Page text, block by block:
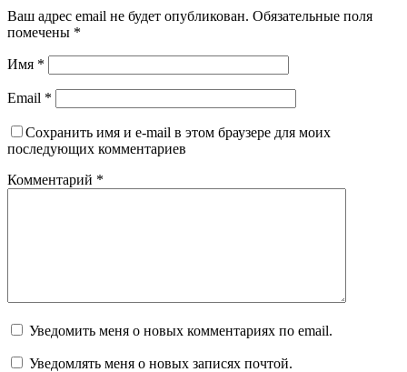
Ваш адрес email не будет опубликован. Обязательные поля
помечены *
Имя *
Email *
Сохранить имя и e-mail в этом браузере для моих
последующих комментариев
Комментарий *
Уведомить меня о новых комментариях по email.
Уведомлять меня о новых записях почтой.